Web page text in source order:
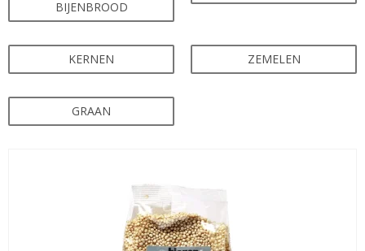
BIJENBROOD
KERNEN ZEMELEN
GRAAN